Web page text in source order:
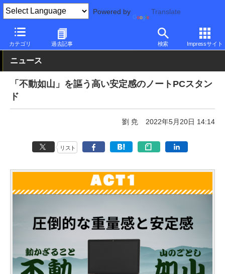
Powered by Translate
カテゴリ 過去記事 検索 Impressサイト
PC Watch 半導体/周辺機器
ニュース
「不動如山」を謳う高い安定感のノートPCスタン
ド
劉 尭 2022年5月20日 14:14
リスト